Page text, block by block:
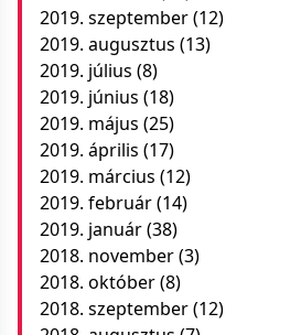
2019. szeptember(12)
2019. augusztus (13)
2019. július (8)
2019. június (18)
2019. május (25)
2019. április (17)
2019. március (12)
2019. február(14)
2019. január(38)
2018. november(3)
2018. október(8)
2018. szeptember(12)